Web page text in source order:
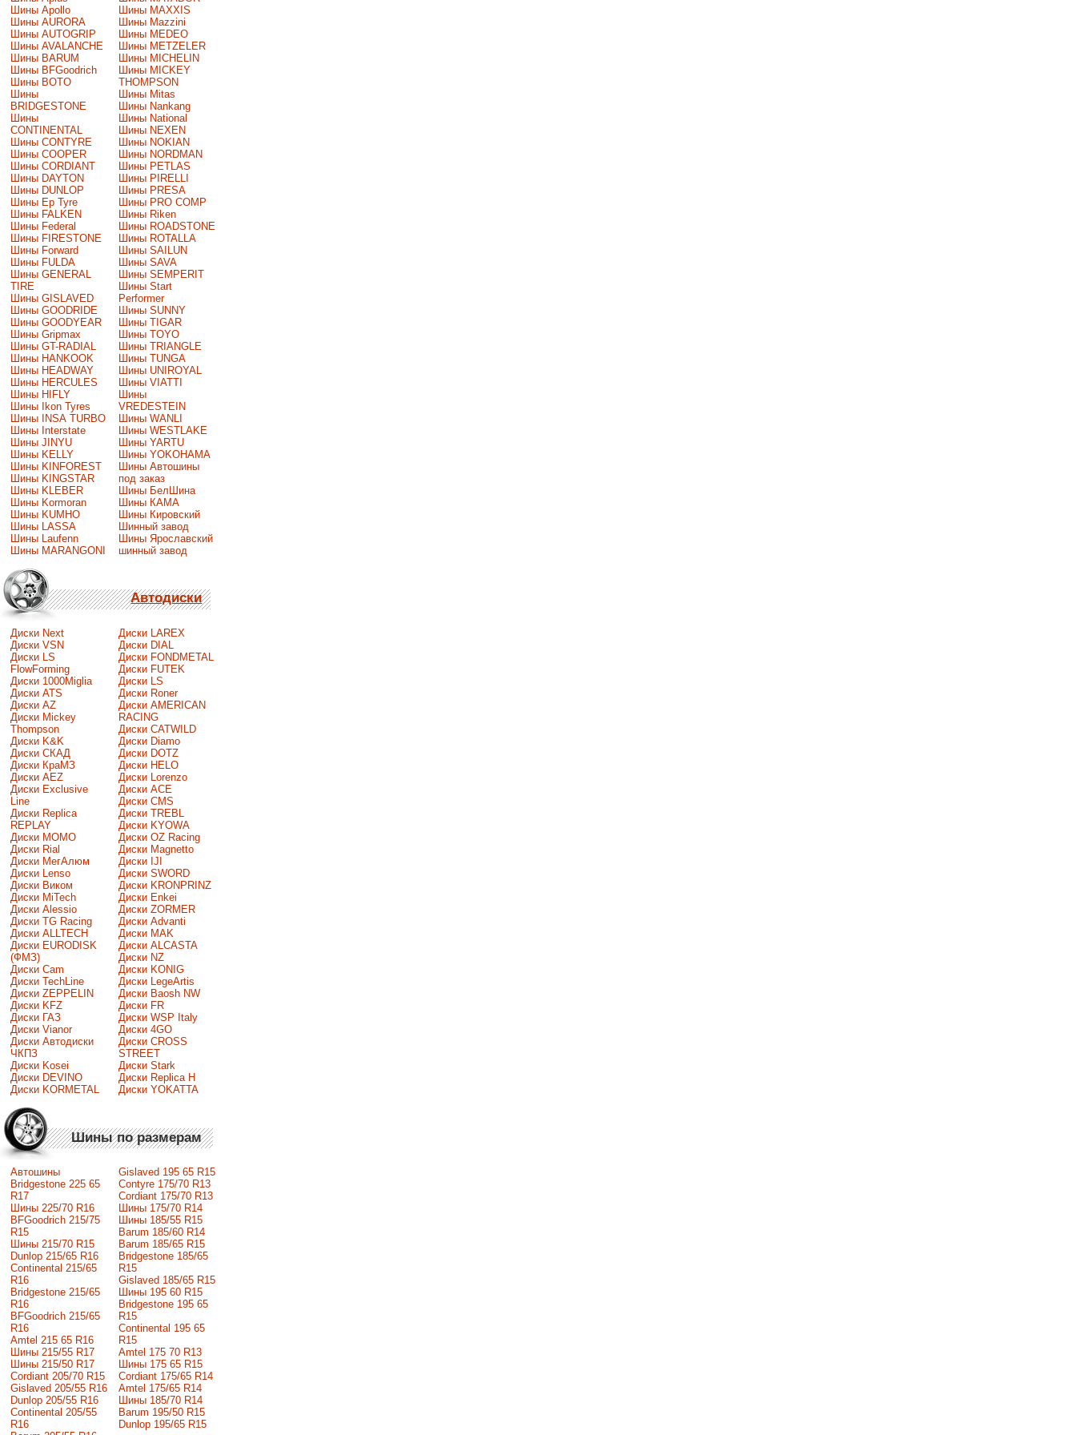
Шины Apollo
Шины AURORA
Шины AUTOGRIP
Шины AVALANCHE
Шины BARUM
Шины BFGoodrich
Шины BOTO
Шины
BRIDGESTONE
Шины
CONTINENTAL
Шины CONTYRE
Шины COOPER
Шины CORDIANT
Шины DAYTON
Шины DUNLOP
Шины Ep Tyre
Шины FALKEN
Шины Federal
Шины FIRESTONE
Шины Forward
Шины FULDA
Шины GENERAL
TIRE
Шины GISLAVED
Шины GOODRIDE
Шины GOODYEAR
Шины Gripmax
Шины GT-RADIAL
Шины HANKOOK
Шины HEADWAY
Шины HERCULES
Шины HIFLY
Шины Ikon Tyres
Шины INSA TURBO
Шины Interstate
Шины JINYU
Шины KELLY
Шины KINFOREST
Шины KINGSTAR
Шины KLEBER
Шины Kormoran
Шины KUMHO
Шины LASSA
Шины Laufenn
Шины MARANGONI
Шины MAXXIS
Шины Mazzini
Шины MEDEO
Шины METZELER
Шины MICHELIN
Шины MICKEY
THOMPSON
Шины Mitas
Шины Nankang
Шины National
Шины NEXEN
Шины NOKIAN
Шины NORDMAN
Шины PETLAS
Шины PIRELLI
Шины PRESA
Шины PRO COMP
Шины Riken
Шины ROADSTONE
Шины ROTALLA
Шины SAILUN
Шины SAVA
Шины SEMPERIT
Шины Start
Performer
Шины SUNNY
Шины TIGAR
Шины TOYO
Шины TRIANGLE
Шины TUNGA
Шины UNIROYAL
Шины VIATTI
Шины
VREDESTEIN
Шины WANLI
Шины WESTLAKE
Шины YARTU
Шины YOKOHAMA
Шины Автошины
под заказ
Шины БелШина
Шины КАМА
Шины Кировский
Шинный завод
Шины Ярославский
шинный завод
Автодиски
Диски Next
Диски VSN
Диски LS
FlowForming
Диски 1000Miglia
Диски ATS
Диски AZ
Диски Mickey
Thompson
Диски K&K
Диски СКАД
Диски КраМЗ
Диски AEZ
Диски Exclusive
Line
Диски Replica
REPLAY
Диски MOMO
Диски Rial
Диски МегАлюм
Диски Lenso
Диски Виком
Диски MiTech
Диски Alessio
Диски TG Racing
Диски ALLTECH
Диски EURODISK
(ФМЗ)
Диски Cam
Диски TechLine
Диски ZEPPELIN
Диски KFZ
Диски ГАЗ
Диски Vianor
Диски Автодиски
ЧКПЗ
Диски Kosei
Диски DEVINO
Диски KORMETAL
Диски LAREX
Диски DIAL
Диски FONDMETAL
Диски FUTEK
Диски LS
Диски Roner
Диски AMERICAN
RACING
Диски CATWILD
Диски Diamo
Диски DOTZ
Диски HELO
Диски Lorenzo
Диски ACE
Диски CMS
Диски TREBL
Диски KYOWA
Диски OZ Racing
Диски Magnetto
Диски IJI
Диски SWORD
Диски KRONPRINZ
Диски Enkei
Диски ZORMER
Диски Advanti
Диски MAK
Диски ALCASTA
Диски NZ
Диски KONIG
Диски LegeArtis
Диски Baosh NW
Диски FR
Диски WSP Italy
Диски 4GO
Диски CROSS
STREET
Диски Stark
Диски Replica H
Диски YOKATTA
Шины по размерам
Автошины
Bridgestone 225 65
R17
Шины 225/70 R16
BFGoodrich 215/75
R15
Шины 215/70 R15
Dunlop 215/65 R16
Continental 215/65
R16
Bridgestone 215/65
R16
BFGoodrich 215/65
R16
Amtel 215 65 R16
Шины 215/55 R17
Шины 215/50 R17
Сordiant 205/70 R15
Gislaved 205/55 R16
Dunlop 205/55 R16
Continental 205/55
R16
Gislaved 195 65 R15
Contyre 175/70 R13
Cordiant 175/70 R13
Шины 175/70 R14
Шины 185/55 R15
Barum 185/60 R14
Barum 185/65 R15
Bridgestone 185/65
R15
Gislaved 185/65 R15
Шины 195 60 R15
Bridgestone 195 65
R15
Continental 195 65
R15
Amtel 175 70 R13
Шины 175 65 R15
Cordiant 175/65 R14
Amtel 175/65 R14
Шины 185/70 R14
Barum 195/50 R15
Dunlop 195/65 R15